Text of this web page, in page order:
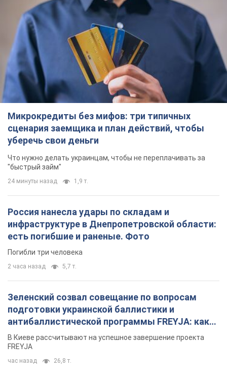
Микрокредиты без мифов: три типичных
сценария заемщика и план действий, чтобы
уберечь свои деньги
Что нужно делать украинцам, чтобы не переплачивать за
"быстрый займ"
24 минуты назад 1,9 т.
Россия нанесла удары по складам и
инфраструктуре в Днепропетровской области:
есть погибшие и раненые. Фото
Погибли три человека
2 часа назад 5,7 т.
Зеленский созвал совещание по вопросам
подготовки украинской баллистики и
антибаллистической программы FREYJA: какие
решения готовятся
В Киеве рассчитывают на успешное завершение проекта
FREYJA
час назад 26,8 т.